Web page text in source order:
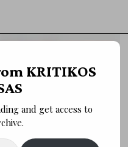
KRITIKOS
and get access to